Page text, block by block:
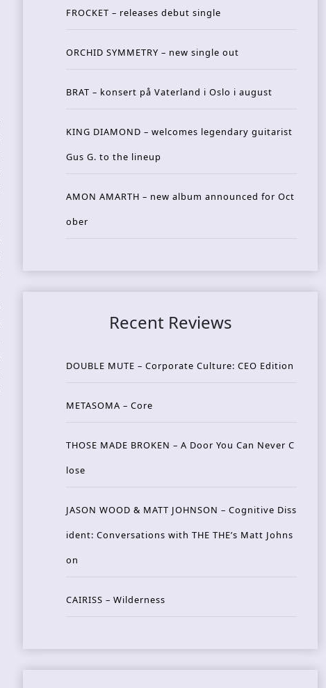
FROCKET – releases debut single
ORCHID SYMMETRY – new single out
BRAT – konsert på Vaterland i Oslo i august
KING DIAMOND – welcomes legendary guitarist
Gus G. to the lineup
AMON AMARTH – new album announced for Oct
ober
Recent Reviews
DOUBLE MUTE – Corporate Culture: CEO Edition
METASOMA – Core
THOSE MADE BROKEN – A Door You Can Never C
lose
JASON WOOD & MATT JOHNSON – Cognitive Diss
ident: Conversations with THE THE’s Matt Johns
on
CAIRISS – Wilderness